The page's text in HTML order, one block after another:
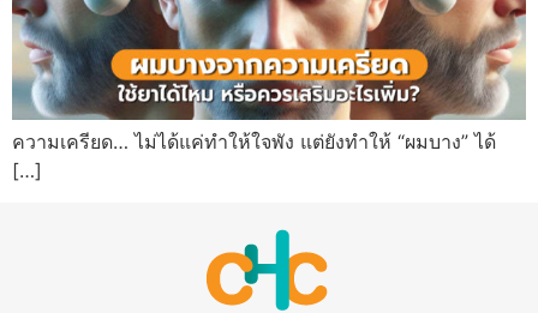
ความเครียด… ไม่ได้แค่ทำให้ใจพัง แต่ยังทำให้ “ผมบาง” ได้
[…]